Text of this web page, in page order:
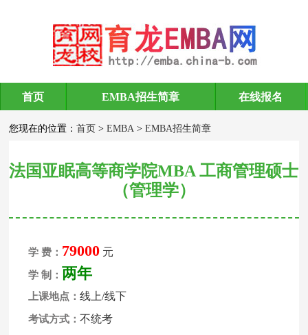
EMBA招生简章
首页 EMBA招生简章 在线报名
您现在的位置：首页 >EMBA >EMBA招生简章
法国亚眠高等商学院MBA 工商管理硕士
（管理学）
学 费： 79000 元
学 制： 两年
上课地点：线上/线下
考试方式：不统考